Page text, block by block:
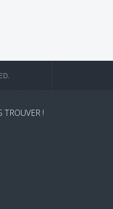
TROUVER !